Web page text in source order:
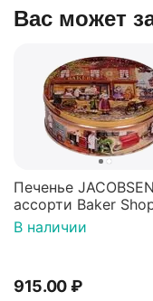
Вас может
Печенье
В наличии
915.00₽